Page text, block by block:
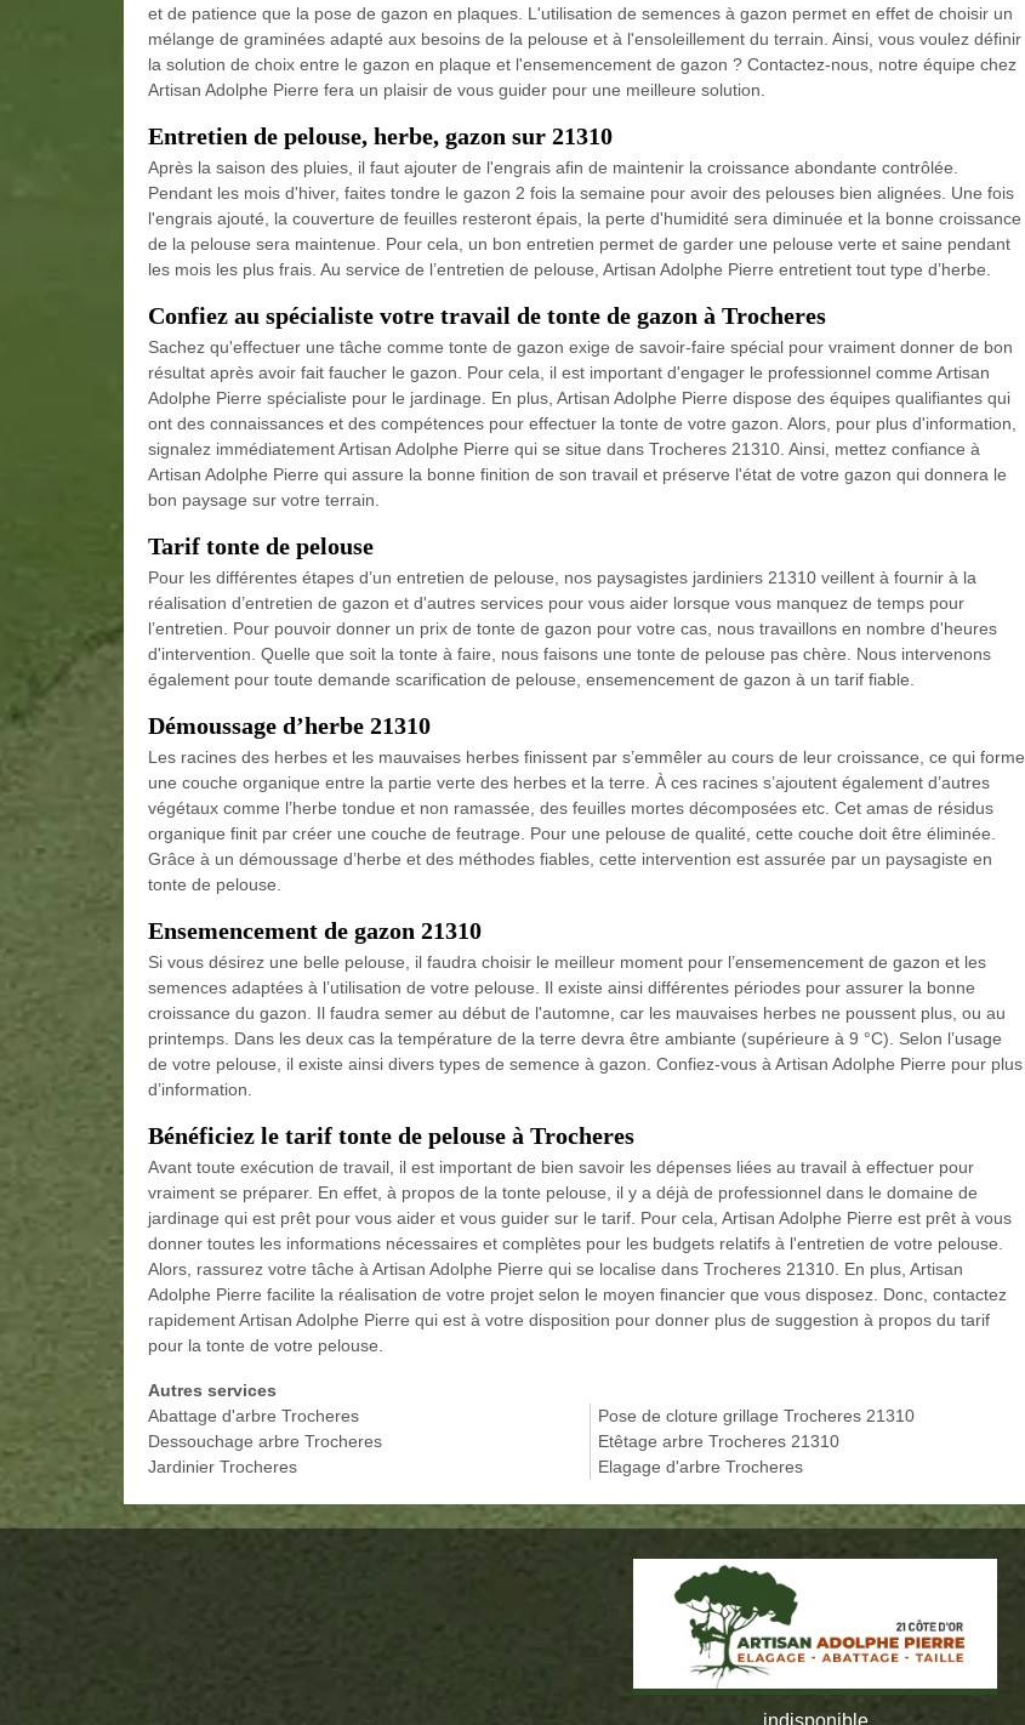
et de patience que la pose de gazon en plaques. L'utilisation de semences à gazon permet en effet de choisir un
mélange de graminées adapté aux besoins de la pelouse et à l'ensoleillement du terrain. Ainsi, vous voulez définir
la solution de choix entre le gazon en plaque et l'ensemencement de gazon ? Contactez-nous, notre équipe chez
Artisan Adolphe Pierre fera un plaisir de vous guider pour une meilleure solution.
Entretien de pelouse, herbe, gazon sur 21310
Après la saison des pluies, il faut ajouter de l'engrais afin de maintenir la croissance abondante contrôlée.
Pendant les mois d'hiver, faites tondre le gazon 2 fois la semaine pour avoir des pelouses bien alignées. Une fois
l'engrais ajouté, la couverture de feuilles resteront épais, la perte d'humidité sera diminuée et la bonne croissance
de la pelouse sera maintenue. Pour cela, un bon entretien permet de garder une pelouse verte et saine pendant
les mois les plus frais. Au service de l’entretien de pelouse, Artisan Adolphe Pierre entretient tout type d’herbe.
Confiez au spécialiste votre travail de tonte de gazon à Trocheres
Sachez qu'effectuer une tâche comme tonte de gazon exige de savoir-faire spécial pour vraiment donner de bon
résultat après avoir fait faucher le gazon. Pour cela, il est important d'engager le professionnel comme Artisan
Adolphe Pierre spécialiste pour le jardinage. En plus, Artisan Adolphe Pierre dispose des équipes qualifiantes qui
ont des connaissances et des compétences pour effectuer la tonte de votre gazon. Alors, pour plus d'information,
signalez immédiatement Artisan Adolphe Pierre qui se situe dans Trocheres 21310. Ainsi, mettez confiance à
Artisan Adolphe Pierre qui assure la bonne finition de son travail et préserve l'état de votre gazon qui donnera le
bon paysage sur votre terrain.
Tarif tonte de pelouse
Pour les différentes étapes d’un entretien de pelouse, nos paysagistes jardiniers 21310 veillent à fournir à la
réalisation d’entretien de gazon et d'autres services pour vous aider lorsque vous manquez de temps pour
l’entretien. Pour pouvoir donner un prix de tonte de gazon pour votre cas, nous travaillons en nombre d'heures
d'intervention. Quelle que soit la tonte à faire, nous faisons une tonte de pelouse pas chère. Nous intervenons
également pour toute demande scarification de pelouse, ensemencement de gazon à un tarif fiable.
Démoussage d’herbe 21310
Les racines des herbes et les mauvaises herbes finissent par s’emmêler au cours de leur croissance, ce qui forme
une couche organique entre la partie verte des herbes et la terre. À ces racines s’ajoutent également d’autres
végétaux comme l’herbe tondue et non ramassée, des feuilles mortes décomposées etc. Cet amas de résidus
organique finit par créer une couche de feutrage. Pour une pelouse de qualité, cette couche doit être éliminée.
Grâce à un démoussage d’herbe et des méthodes fiables, cette intervention est assurée par un paysagiste en
tonte de pelouse.
Ensemencement de gazon 21310
Si vous désirez une belle pelouse, il faudra choisir le meilleur moment pour l’ensemencement de gazon et les
semences adaptées à l’utilisation de votre pelouse. Il existe ainsi différentes périodes pour assurer la bonne
croissance du gazon. Il faudra semer au début de l'automne, car les mauvaises herbes ne poussent plus, ou au
printemps. Dans les deux cas la température de la terre devra être ambiante (supérieure à 9 °C). Selon l’usage
de votre pelouse, il existe ainsi divers types de semence à gazon. Confiez-vous à Artisan Adolphe Pierre pour plus
d’information.
Bénéficiez le tarif tonte de pelouse à Trocheres
Avant toute exécution de travail, il est important de bien savoir les dépenses liées au travail à effectuer pour
vraiment se préparer. En effet, à propos de la tonte pelouse, il y a déjà de professionnel dans le domaine de
jardinage qui est prêt pour vous aider et vous guider sur le tarif. Pour cela, Artisan Adolphe Pierre est prêt à vous
donner toutes les informations nécessaires et complètes pour les budgets relatifs à l'entretien de votre pelouse.
Alors, rassurez votre tâche à Artisan Adolphe Pierre qui se localise dans Trocheres 21310. En plus, Artisan
Adolphe Pierre facilite la réalisation de votre projet selon le moyen financier que vous disposez. Donc, contactez
rapidement Artisan Adolphe Pierre qui est à votre disposition pour donner plus de suggestion à propos du tarif
pour la tonte de votre pelouse.
Autres services
Abattage d'arbre Trocheres
Dessouchage arbre Trocheres
Jardinier Trocheres
Pose de cloture grillage Trocheres 21310
Etêtage arbre Trocheres 21310
Elagage d'arbre Trocheres
indisponible